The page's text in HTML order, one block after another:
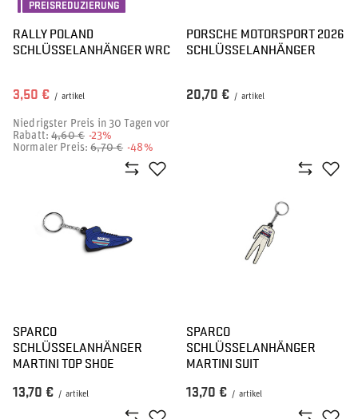
PREISREDUZIERUNG
RALLY POLAND
SCHLÜSSELANHÄNGER WRC
3,50 € / artikel
Niedrigster Preis in 30 Tagen vor
Rabatt:4,60 € -23%
Normaler Preis:6,70 € -48%
PORSCHE MOTORSPORT 2026
SCHLÜSSELANHÄNGER
20,70 € / artikel
SPARCO
SCHLÜSSELANHÄNGER
MARTINI TOP SHOE
13,70 € / artikel
SPARCO
SCHLÜSSELANHÄNGER
MARTINI SUIT
13,70 € / artikel